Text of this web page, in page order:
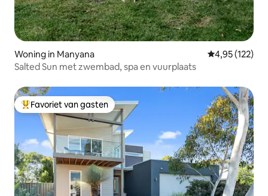
Woning in Manyana Gemiddelde
4,95 (122)
Salted Sun met zwembad, spa en vuurplaats
Topfavoriet van gasten
Favoriet van gasten